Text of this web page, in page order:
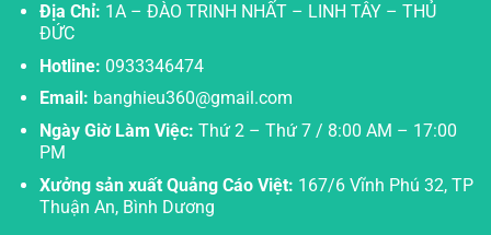
Địa Chỉ: 1A – ĐÀO TRINH NHẤT – LINH TÂY – THỦ
ĐỨC
Hotline: 0933346474
Email: banghieu360@gmail.com
Ngày Giờ Làm Việc: Thứ 2 – Thứ 7 / 8:00 AM – 17:00
PM
Xưởng sản xuất Quảng Cáo Việt: 167/6 Vĩnh Phú 32, TP
Thuận An, Bình Dương